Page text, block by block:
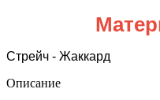
Стрейч - Жаккард
Описание